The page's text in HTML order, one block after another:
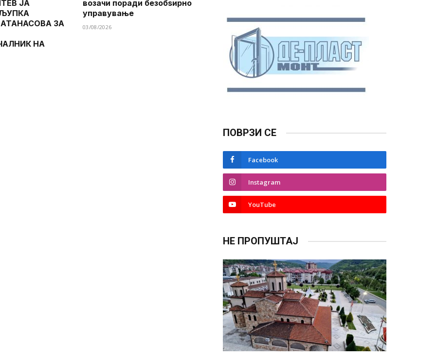
ЈА
АТАНАСОВА ЗА
НА
возачи поради безобѕирно
управување
03/08/2026
ПОВРЗИ СЕ
Facebook
Instagram
YouTube
НЕ ПРОПУШТАЈ